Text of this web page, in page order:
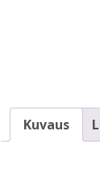
Kuvaus